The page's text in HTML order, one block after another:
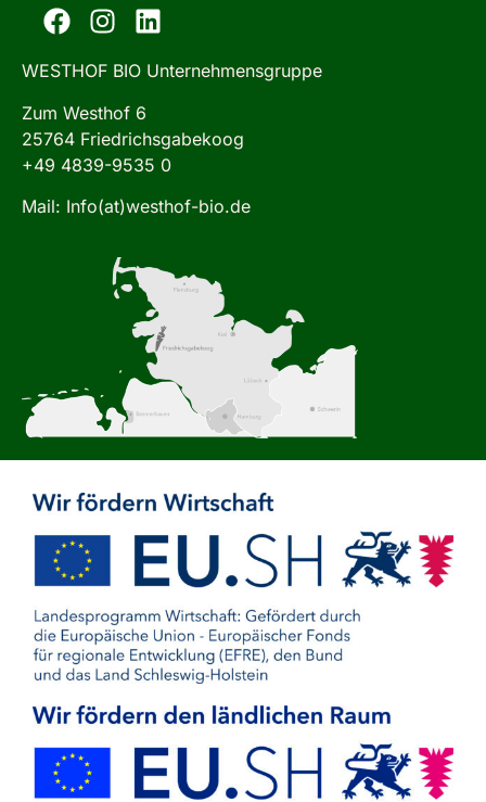
WESTHOF BIO Unternehmensgruppe
Zum Westhof 6
25764 Friedrichsgabekoog
+49 4839-9535 0
Mail: Info(at)westhof-bio.de